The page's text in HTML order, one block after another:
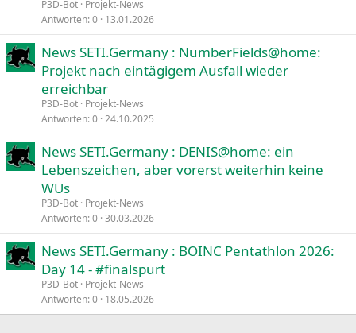
P3D-Bot Projekt-News
Antworten 0 13.01.2026
News SETI.Germany : NumberFields@home:
Projekt nach eintägigem Ausfall wieder
erreichbar
P3D-Bot Projekt-News
Antworten 0 24.10.2025
News SETI.Germany : DENIS@home: ein
Lebenszeichen, aber vorerst weiterhin keine
WUs
P3D-Bot Projekt-News
Antworten 0 30.03.2026
News SETI.Germany : BOINC Pentathlon 2026:
Day 14 - #finalspurt
P3D-Bot Projekt-News
Antworten 0 18.05.2026